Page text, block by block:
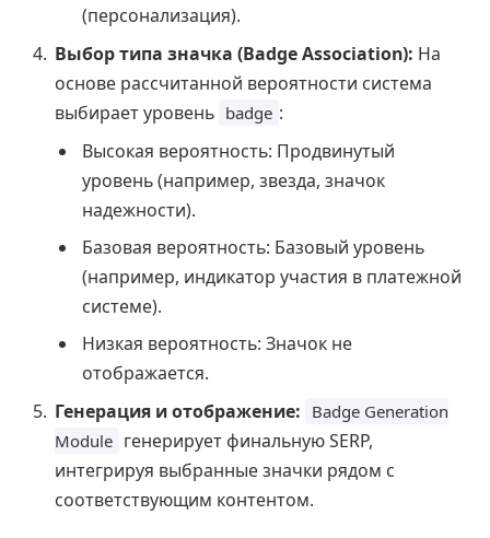
(персонализация).
Выбор типа значка (Badge Association): На
основе рассчитанной вероятности система
выбирает уровень badge :
Высокая вероятность: Продвинутый
уровень (например, звезда, значок
надежности).
Базовая вероятность: Базовый уровень
(например, индикатор участия в платежной
системе).
Низкая вероятность: Значок не
отображается.
Генерация и отображение: Badge Generation
Module генерирует финальную SERP,
интегрируя выбранные значки рядом с
соответствующим контентом.